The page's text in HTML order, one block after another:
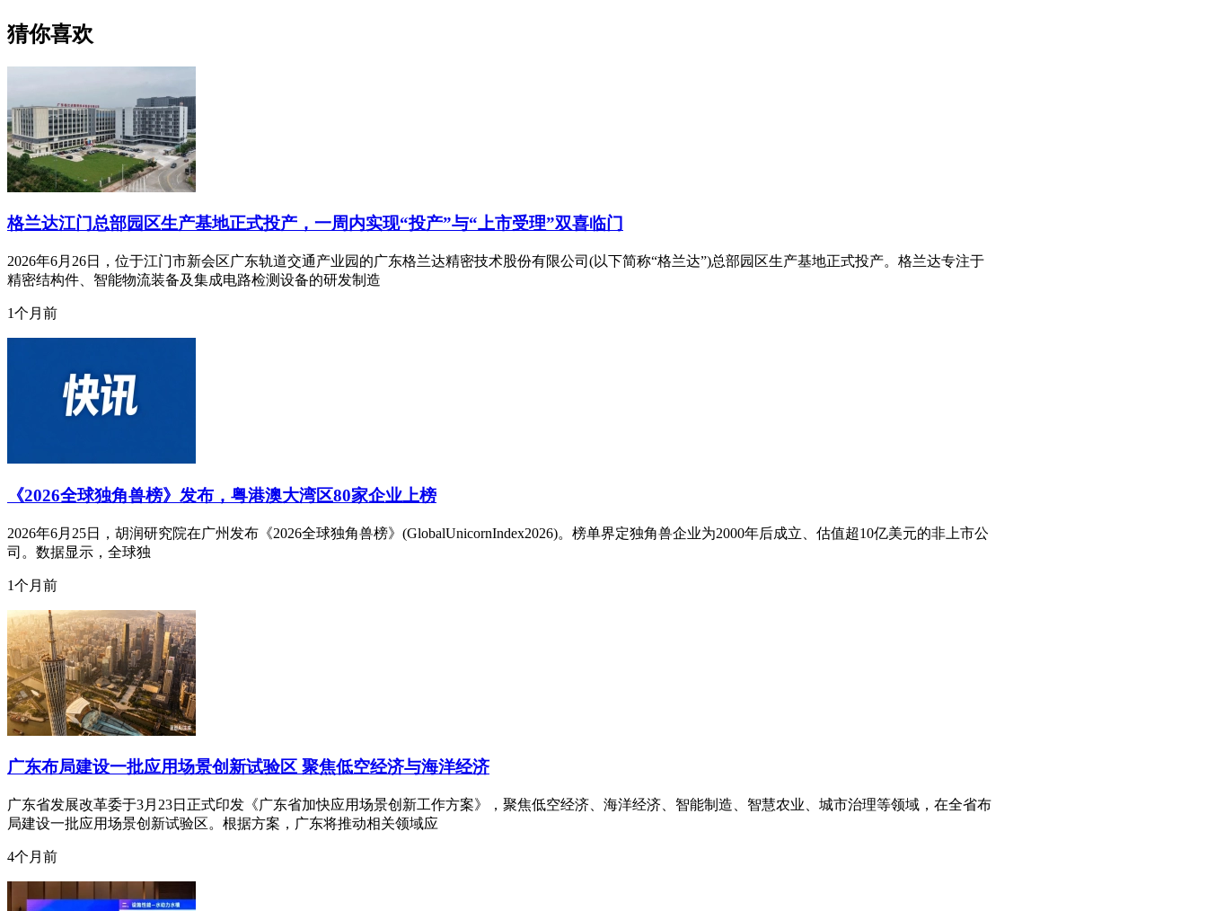
猜你喜欢
格兰达江门总部园区生产基地正式投产，一周内实现“投产”与“上市受理”双喜临门
2026年6月26日，位于江门市新会区广东轨道交通产业园的广东格兰达精密技术股份有限公司(以下简称“格兰达”)总部园区生产基地正式投产。格兰达专注于
精密结构件、智能物流装备及集成电路检测设备的研发制造
1个月前
《2026全球独角兽榜》发布，粤港澳大湾区80家企业上榜
2026年6月25日，胡润研究院在广州发布《2026全球独角兽榜》(GlobalUnicornIndex2026)。榜单界定独角兽企业为2000年后成立、估值超10亿美元的非上市公
司。数据显示，全球独
1个月前
广东布局建设一批应用场景创新试验区 聚焦低空经济与海洋经济
广东省发展改革委于3月23日正式印发《广东省加快应用场景创新工作方案》，聚焦低空经济、海洋经济、智能制造、智慧农业、城市治理等领域，在全省布
局建设一批应用场景创新试验区。根据方案，广东将推动相关领域应
4个月前